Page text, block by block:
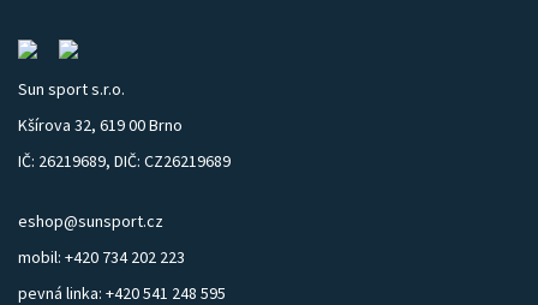
Sun sport s.r.o.
Kšírova 32, 619 00 Brno
IČ: 26219689, DIČ: CZ26219689
eshop@sunsport.cz
mobil: +420 734 202 223
pevná linka: +420 541 248 595